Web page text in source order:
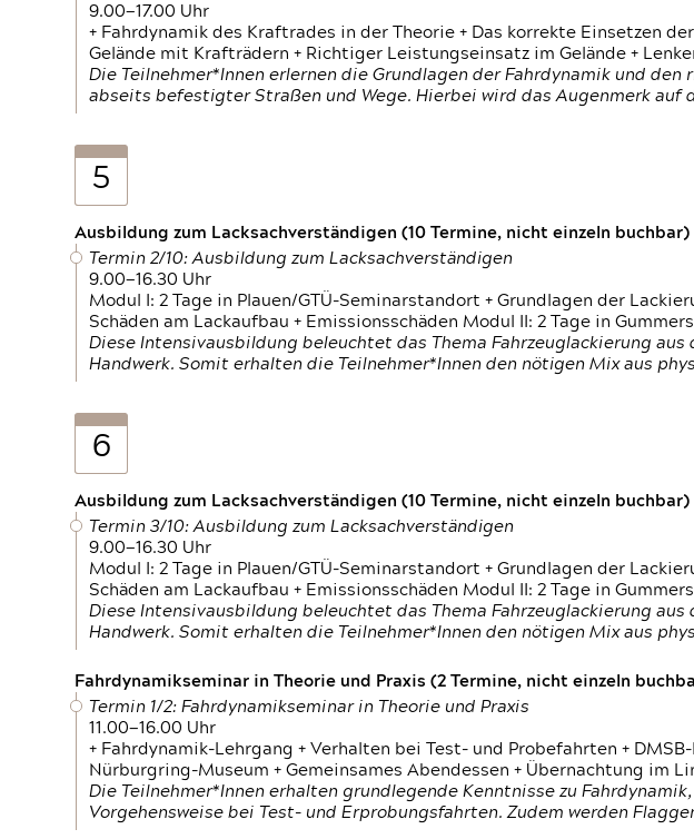
9.00—17.00 Uhr
+ Fahrdynamik des Kraftrades in der Theorie + Das korrekte Einsetzen
Gelände mit Krafträdern + Richtiger Leistungseinsatz im Gelände +
Die Teilnehmer*Innen erlernen die Grundlagen der Fahrdynamik und
abseits befestigter Straßen und Wege. Hierbei wird das Augenmerk
5
Ausbildung zum Lacksachverständigen (10 Termine, nicht einzeln buchbar)
Termin 2/10: Ausbildung zum Lacksachverständigen
9.00—16.30 Uhr
Modul I: 2 Tage in Plauen/GTÜ-Seminarstandort + Grundlagen der
Schäden am Lackaufbau + Emissionsschäden Modul II: 2 Tage in
Diese Intensivausbildung beleuchtet das Thema Fahrzeuglackierung
Handwerk. Somit erhalten die Teilnehmer*Innen den nötigen Mix aus
6
Ausbildung zum Lacksachverständigen (10 Termine, nicht einzeln buchbar)
Termin 3/10: Ausbildung zum Lacksachverständigen
9.00—16.30 Uhr
Modul I: 2 Tage in Plauen/GTÜ-Seminarstandort + Grundlagen der
Schäden am Lackaufbau + Emissionsschäden Modul II: 2 Tage in
Diese Intensivausbildung beleuchtet das Thema Fahrzeuglackierung
Handwerk. Somit erhalten die Teilnehmer*Innen den nötigen Mix aus
Fahrdynamikseminar in Theorie und Praxis (2 Termine, nicht einzeln
Termin 1/2: Fahrdynamikseminar in Theorie und Praxis
11.00—16.00 Uhr
+ Fahrdynamik-Lehrgang + Verhalten bei Test- und Probefahrten +
Nürburgring-Museum + Gemeinsames Abendessen + Übernachtung im
Die Teilnehmer*Innen erhalten grundlegende Kenntnisse zu
Vorgehensweise bei Test- und Erprobungsfahrten. Zudem werden